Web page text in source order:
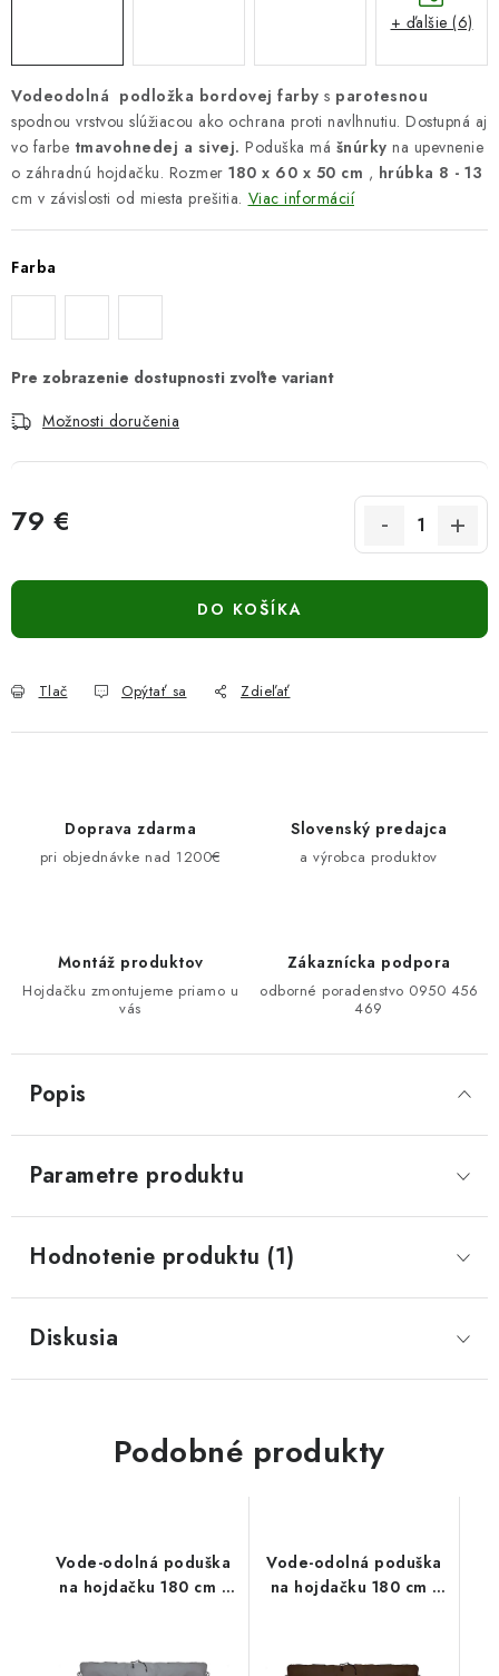
Vodeodolná podložka bordovej farby s parotesnou
spodnou vrstvou slúžiacou ako ochrana proti navlhnutiu. Dostupná aj
vo farbe tmavohnedej a sivej. Poduška má šnúrky na upevnenie
o záhradnú hojdačku. Rozmer 180 x 60 x 50 cm , hrúbka 8 - 13
cm v závislosti od miesta prešitia. Viac informácií
Farba
Možnosti doručenia
79 €
DO KOŠÍKA
Tlač Opýtať sa Zdieľať
+ ďalšie (6)
Doprava zdarma
pri objednávke nad 1200€
Slovenský predajca
a výrobca produktov
Montáž produktov
Hojdačku zmontujeme priamo u
vás
Zákaznícka podpora
odborné poradenstvo 0950 456
469
Popis
Parametre produktu
Hodnotenie produktu (1)
Diskusia
Podobné produkty
Vode-odolná poduška
na hojdačku 180 cm -
Vode-odolná poduška
na hojdačku 180 cm -